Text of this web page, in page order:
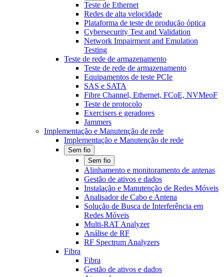
Teste de Ethernet
Redes de alta velocidade
Plataforma de teste de produção óptica
Cybersecurity Test and Validation
Network Impairment and Emulation
Testing
Teste de rede de armazenamento
Teste de rede de armazenamento
Equipamentos de teste PCIe
SAS e SATA
Fibre Channel, Ethernet, FCoE, NVMeoF
Teste de protocolo
Exercisers e geradores
Jammers
Implementação e Manutenção de rede
Implementação e Manutenção de rede
Sem fio
Sem fio
Alinhamento e monitoramento de antenas
Gestão de ativos e dados
Instalação e Manutenção de Redes Móveis
Analisador de Cabo e Antena
Solução de Busca de Interferência em
Redes Móveis
Multi-RAT Analyzer
Análise de RF
RF Spectrum Analyzers
Fibra
Fibra
Gestão de ativos e dados